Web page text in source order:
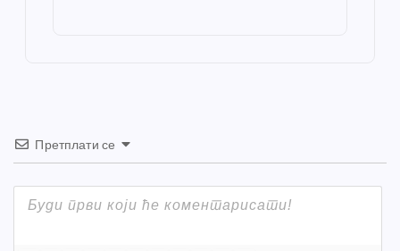
Претплати се